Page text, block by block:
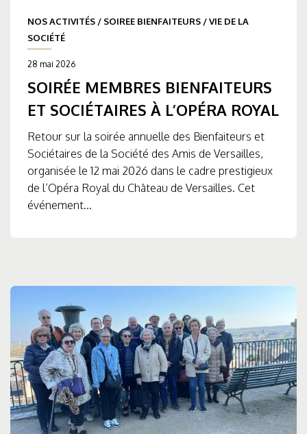
NOS ACTIVITÉS / SOIREE BIENFAITEURS /VIE DE LA
SOCIÉTÉ
28 mai 2026
SOIRÉE MEMBRES BIENFAITEURS
ET SOCIÉTAIRES À L’OPÉRA ROYAL
Retour sur la soirée annuelle des Bienfaiteurs et
Sociétaires de la Société des Amis de Versailles,
organisée le 12 mai 2026 dans le cadre prestigieux
de l’Opéra Royal du Château de Versailles. Cet
événement...